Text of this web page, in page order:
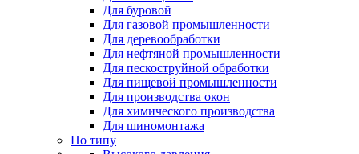
Для буровой
Для газовой промышленности
Для деревообработки
Для нефтяной промышленности
Для пескоструйной обработки
Для пищевой промышленности
Для производства окон
Для химического производства
Для шиномонтажа
По типу